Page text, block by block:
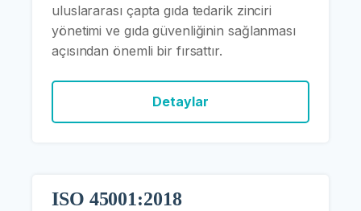
uluslararası çapta gıda tedarik zinciri
yönetimi ve gıda güvenliğinin sağlanması
açısından önemli bir fırsattır.
Detaylar
ISO 45001:2018